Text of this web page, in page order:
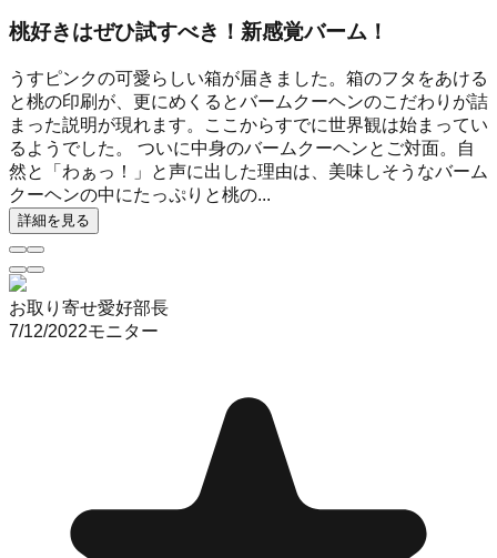
桃好きはぜひ試すべき！新感覚バーム！
うすピンクの可愛らしい箱が届きました。箱のフタをあける
と桃の印刷が、更にめくるとバームクーヘンのこだわりが詰
まった説明が現れます。ここからすでに世界観は始まってい
るようでした。 ついに中身のバームクーヘンとご対面。自
然と「わぁっ！」と声に出した理由は、美味しそうなバーム
クーヘンの中にたっぷりと桃の...
詳細を見る
お取り寄せ愛好部長
7/12/2022モニター